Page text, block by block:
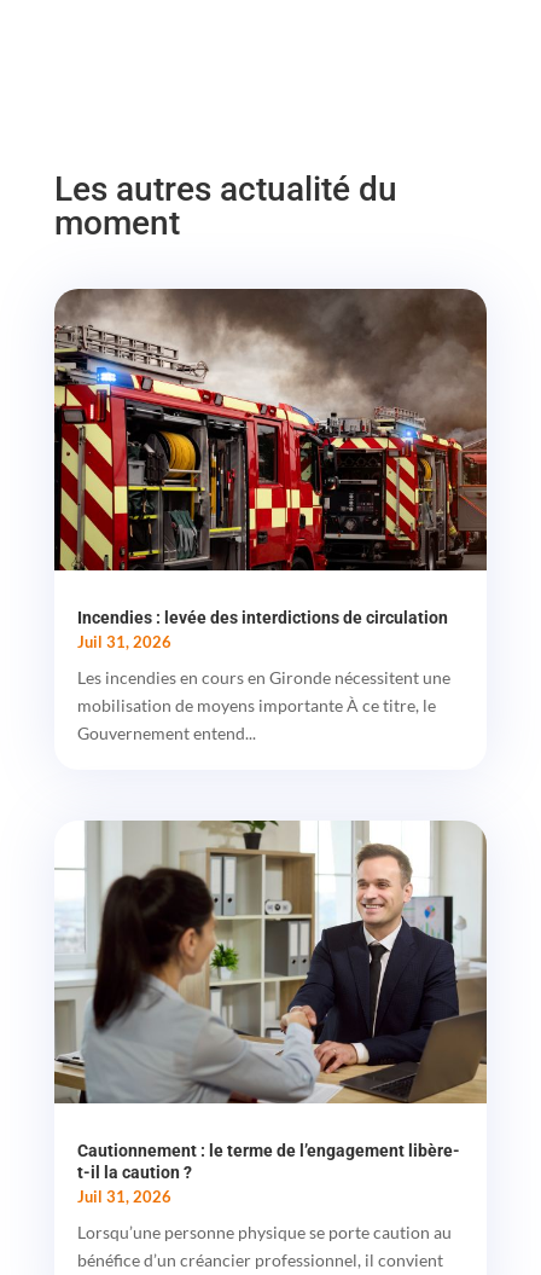
Les autres actualité du
moment
Incendies : levée des interdictions de circulation
Juil 31, 2026
Les incendies en cours en Gironde nécessitent une
mobilisation de moyens importante À ce titre, le
Gouvernement entend...
Cautionnement : le terme de l’engagement libère-
t-il la caution ?
Juil 31, 2026
Lorsqu’une personne physique se porte caution au
bénéfice d’un créancier professionnel, il convient